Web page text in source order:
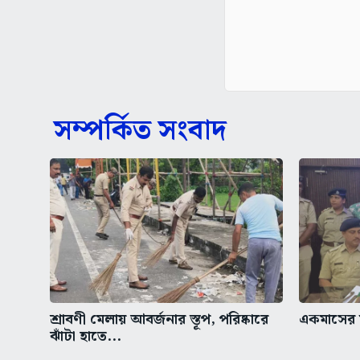
সম্পর্কিত সংবাদ
শ্রাবণী মেলায় আবর্জনার স্তূপ, পরিষ্কারে
ঝাঁটা হাতে...
একমাসের